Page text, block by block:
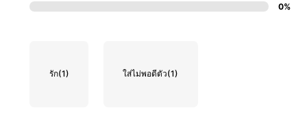
0%
รัก(1) ใส่ไม่พอดีตัว(1)